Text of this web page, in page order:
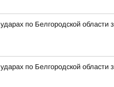
по Белгородской области
по Белгородской области